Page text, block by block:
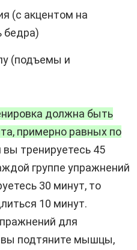
(с акцентом на
бедра)
(подъемы и
должна быть
примерно равных по
тренируетесь 45
группе упражнений
30 минут, то
10 минут.
для
вы подтяните мышцы,